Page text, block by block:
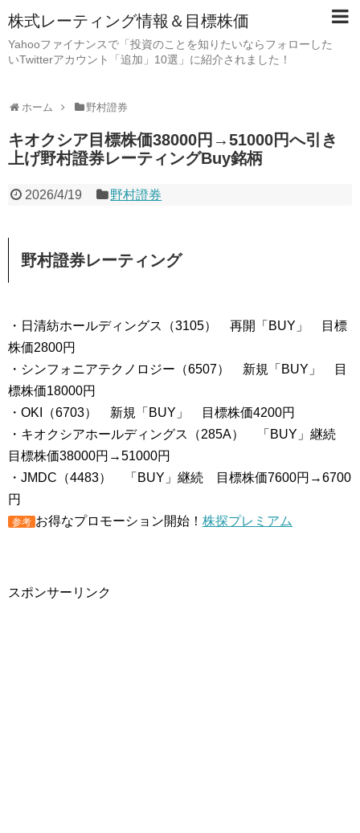
株式レーティング情報＆目標株価
Yahooファイナンスで「投資のことを知りたいならフォローした
いTwitterアカウント「追加」10選」に紹介されました！
ホーム 野村證券
キオクシア目標株価38000円→51000円へ引き
上げ野村證券レーティングBuy銘柄
2026/4/19 野村證券
野村證券レーティング
・日清紡ホールディングス（3105） 再開「BUY」 目標
株価2800円
・シンフォニアテクノロジー（6507） 新規「BUY」 目
標株価18000円
・OKI（6703） 新規「BUY」 目標株価4200円
・キオクシアホールディングス（285A） 「BUY」継続
目標株価38000円→51000円
・JMDC（4483） 「BUY」継続 目標株価7600円→6700
円
参考 お得なプロモーション開始！ 株探プレミアム
スポンサーリンク